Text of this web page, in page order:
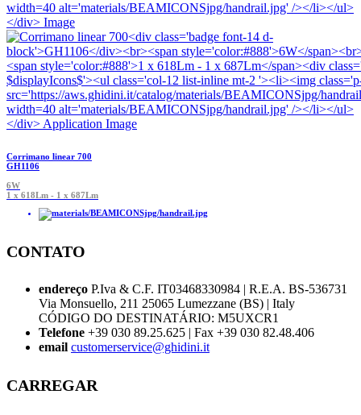
Corrimano linear 700
GH1106
6W
1 x 618Lm - 1 x 687Lm
CONTATO
endereço P.Iva & C.F. IT03468330984 | R.E.A. BS-536731
Via Monsuello, 211 25065 Lumezzane (BS) | Italy
CÓDIGO DO DESTINATÁRIO: M5UXCR1
Telefone +39 030 89.25.625 | Fax +39 030 82.48.406
email customerservice@ghidini.it
CARREGAR